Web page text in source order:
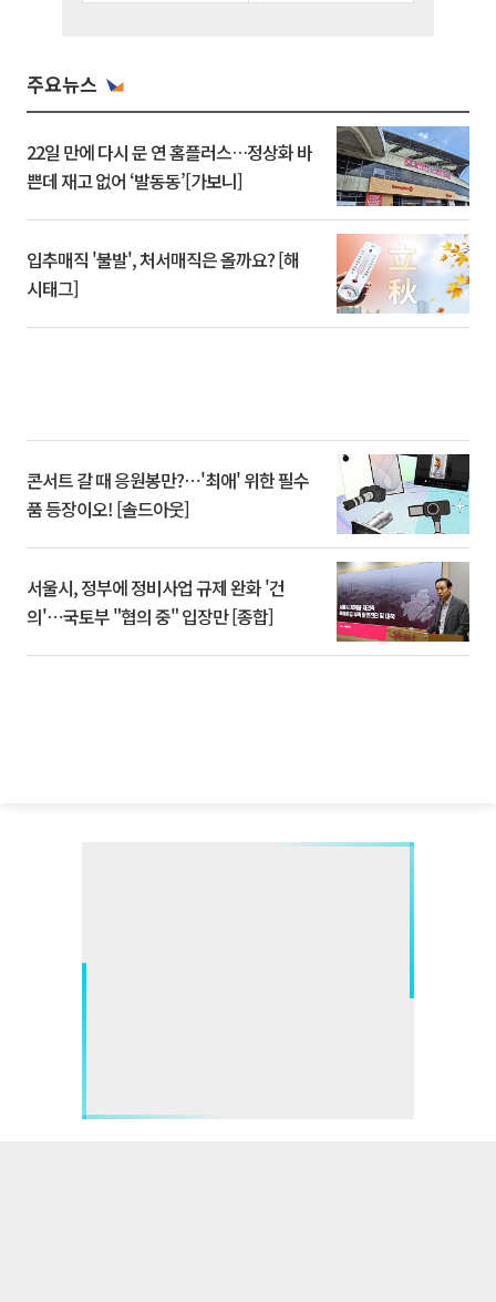
주요뉴스
22일 만에 다시 문 연 홈플러스…정상화 바
쁜데 재고 없어 ‘발동동’[가보니]
입추매직 '불발', 처서매직은 올까요? [해
시태그]
콘서트 갈 때 응원봉만?⋯'최애' 위한 필수
품 등장이오! [솔드아웃]
서울시, 정부에 정비사업 규제 완화 '건
의'⋯국토부 "협의 중" 입장만 [종합]